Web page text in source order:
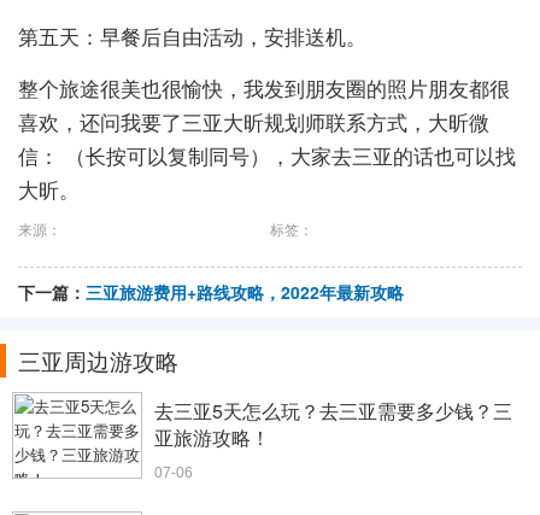
第五天：早餐后自由活动，安排送机。
整个旅途很美也很愉快，我发到朋友圈的照片朋友都很
喜欢，还问我要了三亚大昕规划师联系方式，大昕微
信： （长按可以复制同号），大家去三亚的话也可以找
大昕。
来源： 标签：
下一篇： 三亚旅游费用+路线攻略，2022年最新攻略
三亚周边游攻略
去三亚5天怎么玩？去三亚需要多少钱？三
亚旅游攻略！
07-06